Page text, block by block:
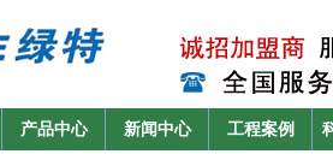
产品中心 新闻中心 工程案例